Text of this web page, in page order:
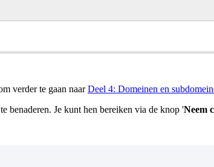
verder te gaan naarDeel 4: Domeinen en
benaderen. Je kunt hen bereiken via de knop 'Neem